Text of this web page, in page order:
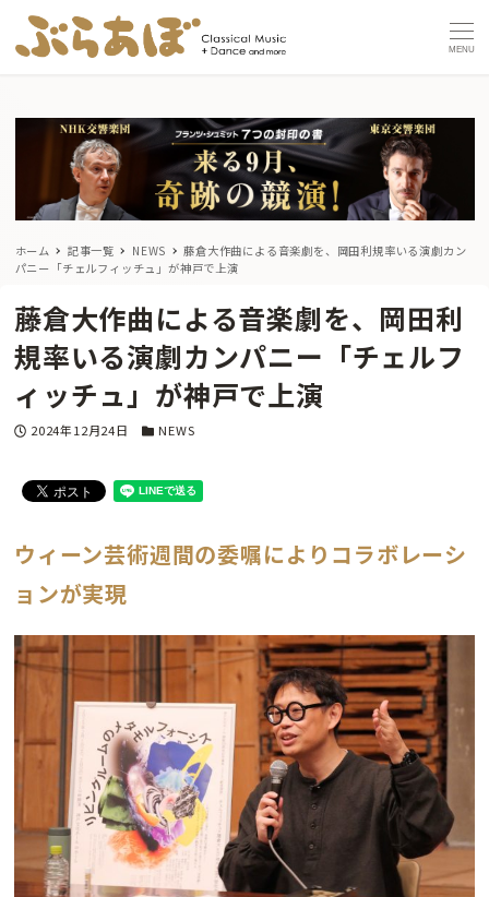
MENU
ホーム 記事一覧 NEWS
藤倉大作曲による音楽劇を、岡田利規率いる演劇カン
パニー「チェルフィッチュ」が神戸で上演
藤倉大作曲による音楽劇を、岡田利
規率いる演劇カンパニー「チェルフ
ィッチュ」が神戸で上演
投稿日
2024年12月24日 カテゴリー
NEWS
ウィーン芸術週間の委嘱によりコラボレーシ
ョンが実現